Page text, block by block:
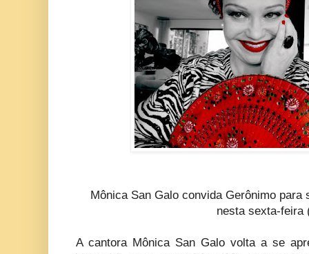
Mônica San Galo convida Gerônimo para
nesta sexta-feira
A cantora Mônica San Galo volta a se